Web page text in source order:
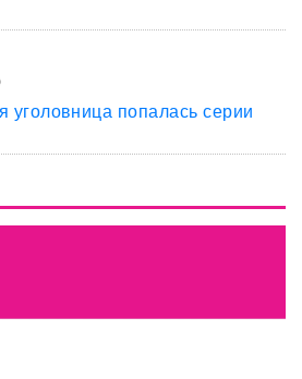
уголовница попалась серии